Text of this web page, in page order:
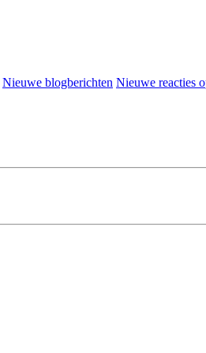
Nieuwe blogberichten Nieuwe reacties